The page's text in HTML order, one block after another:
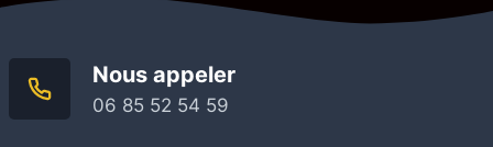
Nous appeler
06 85 52 54 59